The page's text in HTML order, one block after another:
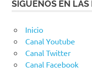
SIGUENOS EN LAS
Inicio
Canal Youtube
Canal Twitter
Canal Facebook